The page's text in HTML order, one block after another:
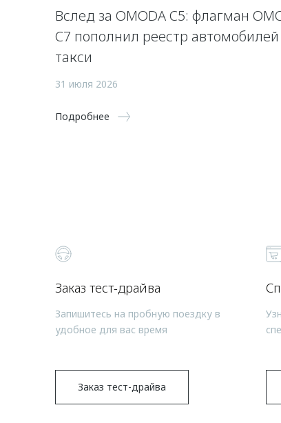
Вслед за OMODA C5: флагман
C7 пополнил реестр
такси
31 июля 2026
Подробнее
Заказ тест-драйва
Запишитесь на пробную поездку в
удобное для вас время
Заказ тест-драйва